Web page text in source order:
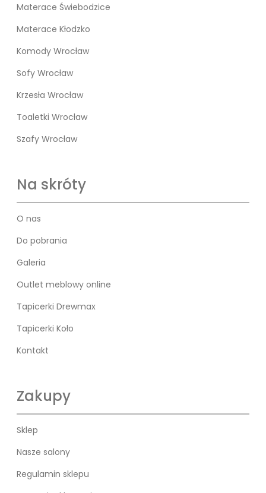
Materace Świebodzice
Materace Kłodzko
Komody Wrocław
Sofy Wrocław
Krzesła Wrocław
Toaletki Wrocław
Szafy Wrocław
Na skróty
O nas
Do pobrania
Galeria
Outlet meblowy online
Tapicerki Drewmax
Tapicerki Koło
Kontakt
Zakupy
Sklep
Nasze salony
Regulamin sklepu